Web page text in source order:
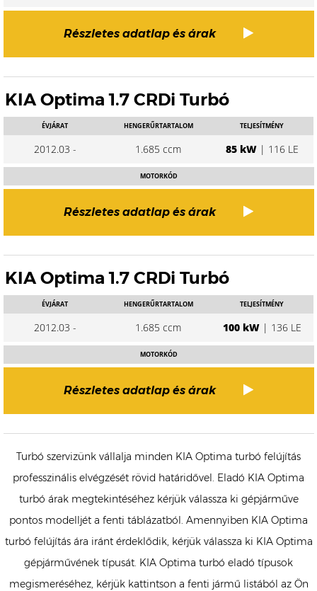
Részletes adatlap és árak
KIA Optima 1.7 CRDi Turbó
ÉVJÁRAT
2012.03 -
HENGERŰRTARTALOM
1.685 ccm
TELJESÍTMÉNY
85 kW| 116 LE
MOTORKÓD
Részletes adatlap és árak
KIA Optima 1.7 CRDi Turbó
ÉVJÁRAT
2012.03 -
HENGERŰRTARTALOM
1.685 ccm
TELJESÍTMÉNY
100 kW| 136 LE
MOTORKÓD
Részletes adatlap és árak
Turbó szervizünk vállalja minden KIA Optima turbó felújítás
professzinális elvégzését rövid határidővel. Eladó KIA Optima
turbó árak megtekintéséhez kérjük válassza ki gépjárműve
pontos modelljét a fenti táblázatból. Amennyiben KIA Optima
turbó felújítás ára iránt érdeklődik, kérjük válassza ki KIA Optima
gépjárművének típusát. KIA Optima turbó eladó típusok
megismeréséhez, kérjük kattintson a fenti jármű listából az Ön